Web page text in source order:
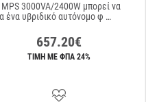
3000VA/2400W μπορεί να
ένα υβριδικό αυτόνομο φ …
657.20€
ΤΙΜΗ ΜΕ ΦΠΑ 24%